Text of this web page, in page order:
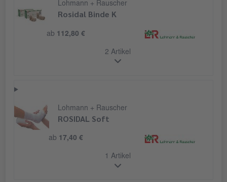
Lohmann + Rauscher
Rosidal Binde K
ab 112,80 €
2 Artikel
Lohmann + Rauscher
ROSIDAL Soft
ab 17,40 €
1 Artikel